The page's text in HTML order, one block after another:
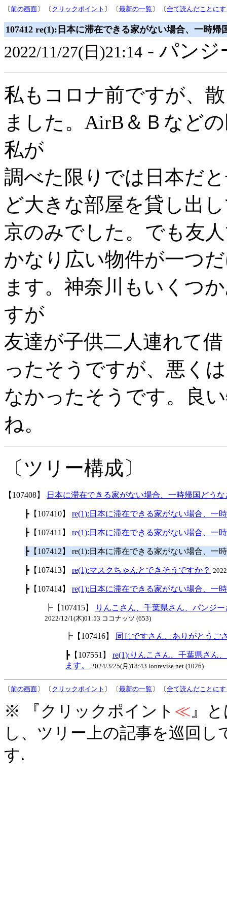
〔前の画面〕 〔 クリックポイント 〕 〔最新の一覧 〕 〔全て読んだことに
107412 re(1):日本に滞在できる家がない場合、一時帰
2022/11/27(日)21:14 - パン
私もコロナ前ですが、
ました。AirB＆Ｂなど
私が
調べた限りでは日本だ
ど大きな部屋を貸し出
京のみでした。でも友
かなり広い物件が一つ
ます。神奈川もいくつ
すが
友達が子供二人連れて
ったそうですが、悪くは
なかったそうです。良
ね。
〔ツリー構成〕
【107408】 日本に滞在できる家がない場合、一時帰国どう
┣【107410】 re(1):日本に滞在できる家がない場合、一
┣【107411】 re(1):日本に滞在できる家がない場合、一
┣【107412】 re(1):日本に滞在できる家がない場合、一
┣【107413】 re(1):マスクちゃんとできそうですか？
┣【107414】 re(1):日本に滞在できる家がない場合、一
┣【107415】 りんこさん、千葉県さん、パンジ
2022/12/1(木)01:53 ココナッツ (653)
┣【107416】 同じですさん、ありがとうご
┣【107551】 re(1):りんこさん、千葉県さん
ます。
2024/3/25(月)18:43 lonrevise.net (1026)
〔前の画面〕 〔 クリックポイント 〕 〔最新の一覧 〕 〔全て読んだことに
※ 『クリックポイント ≪』
し、ツリー上の記事を巡回
す.